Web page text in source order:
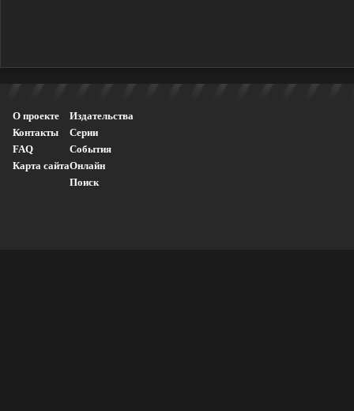
О проекте
Контакты
FAQ
Карта сайта
Издательства
Серии
События
Онлайн
Поиск